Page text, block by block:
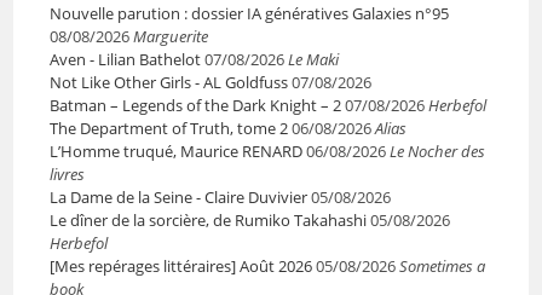
Nouvelle parution : dossier IA génératives Galaxies n°95
08/08/2026Marguerite
Aven - Lilian Bathelot07/08/2026Le Maki
Not Like Other Girls - AL Goldfuss07/08/2026
Batman – Legends of the Dark Knight – 207/08/2026Herbefol
The Department of Truth, tome 206/08/2026Alias
L’Homme truqué, Maurice RENARD06/08/2026Le Nocher des
livres
La Dame de la Seine - Claire Duvivier05/08/2026
Le dîner de la sorcière, de Rumiko Takahashi05/08/2026
Herbefol
[Mes repérages littéraires] Août 202605/08/2026Sometimes a
book